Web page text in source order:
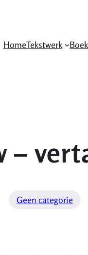
HomeTekstwerk
–
Geen categorie